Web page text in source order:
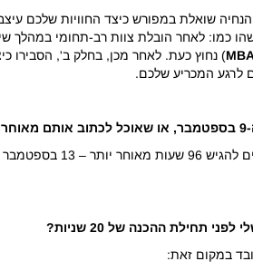
שואלת במפורש כיצד החוויות שלכם
לאחר הובלת צוות רב-תחומי במהלך שינוי
) נחוץ כעת. לאחר מכן, בחלק ב', הסבירו
לרגע המכריע שלכם.
לפני תחילת ההכנה של 20 שניות?